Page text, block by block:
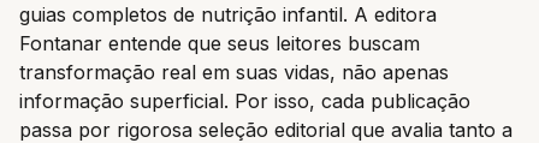
guias completos de nutrição infantil. A editora
Fontanar entende que seus leitores buscam
transformação real em suas vidas, não apenas
informação superficial. Por isso, cada publicação
passa por rigorosa seleção editorial que avalia tanto a